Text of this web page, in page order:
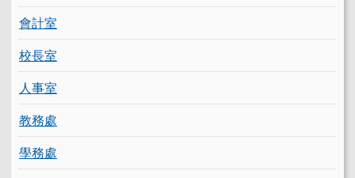
會計室
校長室
人事室
教務處
學務處